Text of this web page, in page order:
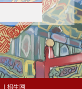
| 招生网